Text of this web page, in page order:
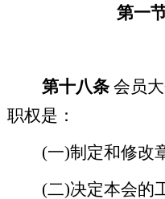
第一
第十八条会员
职权是：
(一)制定和修改
(二)决定本会的